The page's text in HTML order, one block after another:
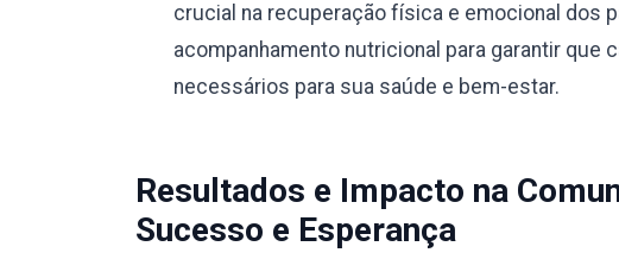
crucial na recuperação física e emocional dos
acompanhamento nutricional para garantir que
necessários para sua saúde e bem-estar.
Resultados e Impacto na
Sucesso e Esperança